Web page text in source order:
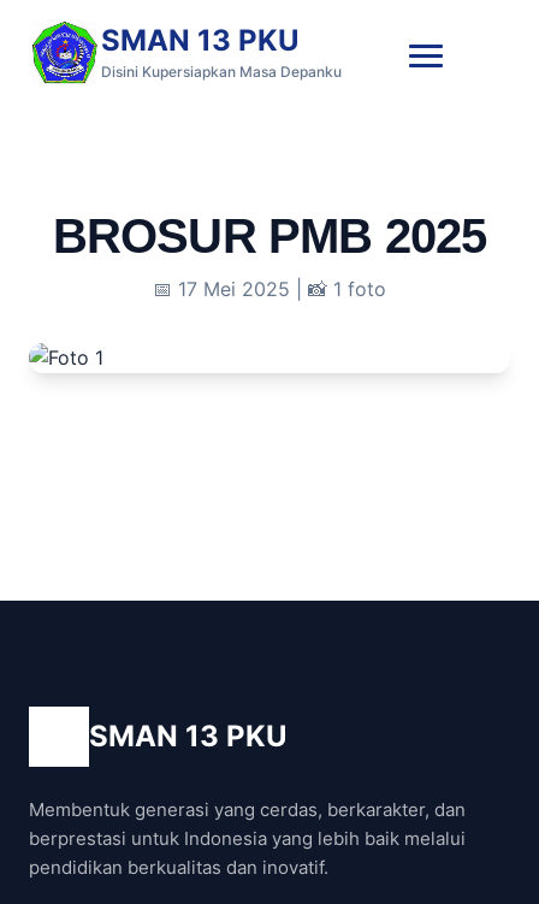
SMAN 13 PKU
Disini Kupersiapkan Masa Depanku
BROSUR PMB 2025
📅 17 Mei 2025 | 📸 1 foto
SMAN 13 PKU
Membentuk generasi yang cerdas, berkarakter, dan
berprestasi untuk Indonesia yang lebih baik melalui
pendidikan berkualitas dan inovatif.